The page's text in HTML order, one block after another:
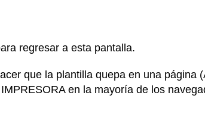
regresar a esta pantalla.
que la plantilla quepa en una página
en la mayoría de los